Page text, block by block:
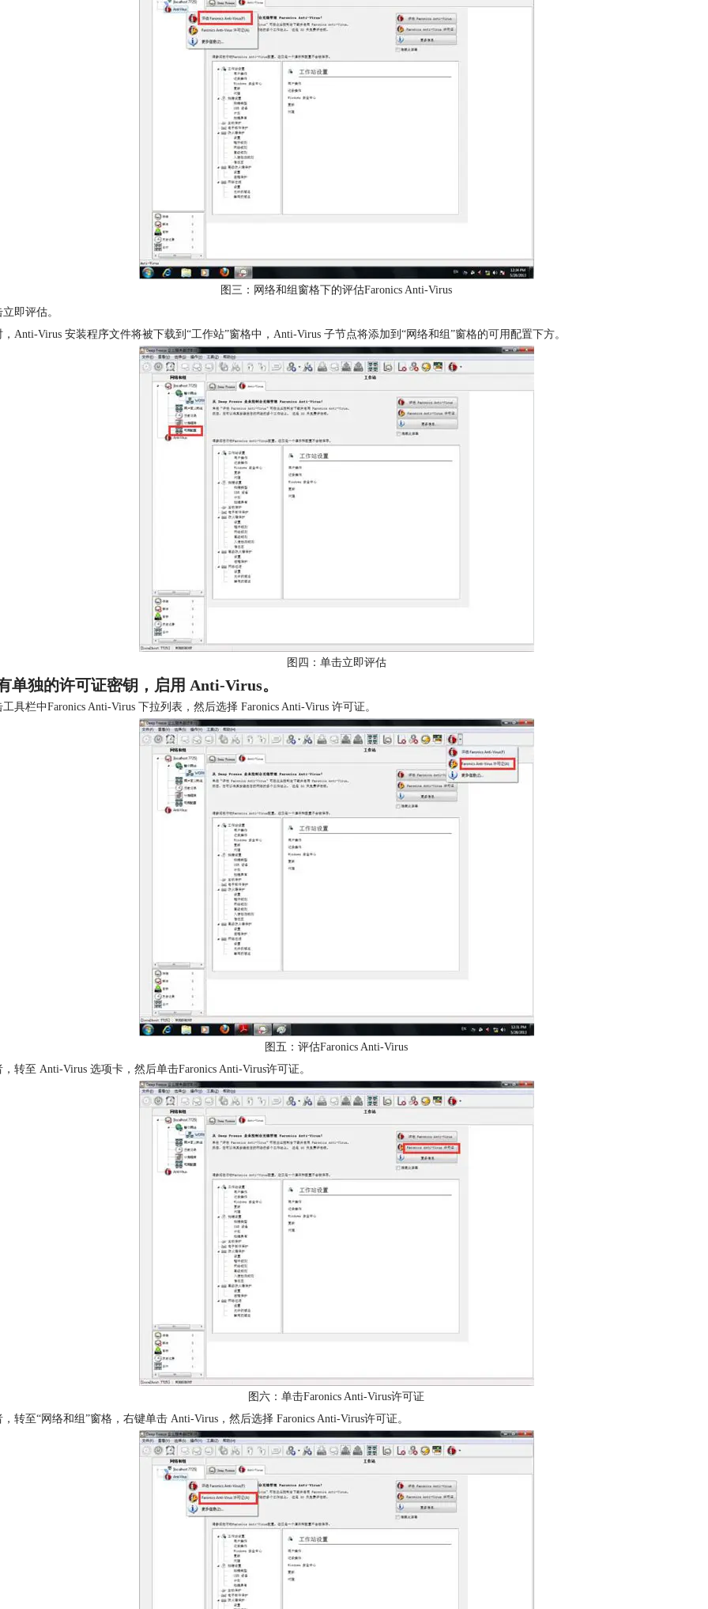
图三：网络和组窗格下的评估Faronics Anti-Virus
即评估。
，Anti-Virus 安装程序文件将被下载到“工作站”窗格中，Anti-Virus 子节点将添加到“网络和组”窗格的可用配置下方。
图四：单击立即评估
单独的许可证密钥，启用 Anti-Virus。
具栏中Faronics Anti-Virus 下拉列表，然后选择 Faronics Anti-Virus 许可证。
图五：评估Faronics Anti-Virus
，转至 Anti-Virus 选项卡，然后单击Faronics Anti-Virus许可证。
图六：单击Faronics Anti-Virus许可证
，转至“网络和组”窗格，右键单击 Anti-Virus，然后选择 Faronics Anti-Virus许可证。